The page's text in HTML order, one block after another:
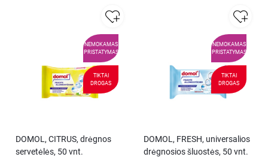
NEMOKAMAS
PRISTATYMAS
TIKTAI
DROGAS
DOMOL, CITRUS, drėgnos
servetėlės, 50 vnt.
NEMOKAMAS
PRISTATYMAS
TIKTAI
DROGAS
DOMOL, FRESH, universalios
drėgnosios šluostės, 50 vnt.